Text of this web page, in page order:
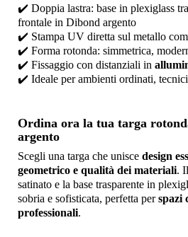
✔️ Doppia lastra: base in plexiglass
frontale in Dibond argento
✔️ Stampa UV diretta sul metallo
✔️ Forma rotonda: simmetrica,
✔️ Fissaggio con distanziali in
✔️ Ideale per ambienti ordinati,
Ordina ora la tua targa
argento
Scegli una targa che unisce design
geometrico e qualità dei materiali.
satinato e la base trasparente in
sobria e sofisticata, perfetta perspazi
professionali.